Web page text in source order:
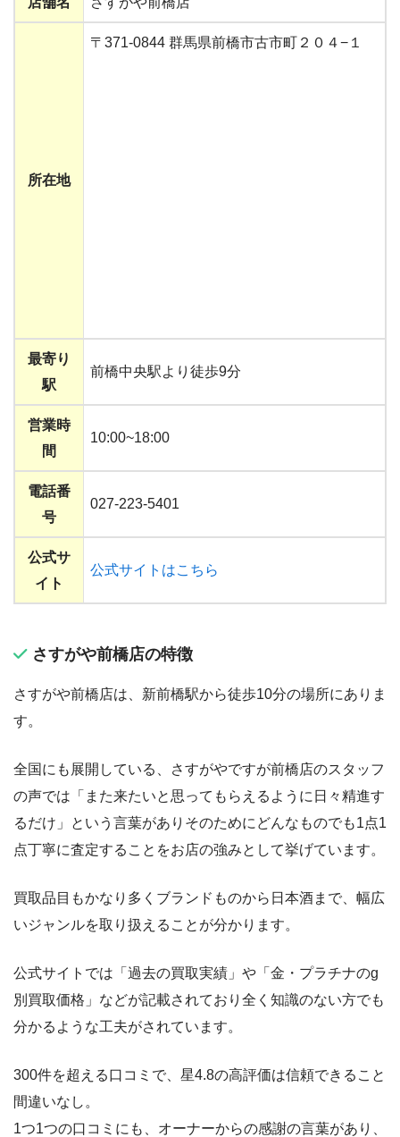
所在地
〒371-0844 群馬県前橋市古市町２０４−１
最寄り
駅
前橋中央駅より徒歩9分
営業時
間
10:00~18:00
電話番
号
027-223-5401
公式サ
イト
公式サイトはこちら
さすがや前橋店の特徴
さすがや前橋店は、新前橋駅から徒歩10分の場所にありま
す。
全国にも展開している、さすがやですが前橋店のスタッフ
の声では「また来たいと思ってもらえるように日々精進す
るだけ」という言葉がありそのためにどんなものでも1点1
点丁寧に査定することをお店の強みとして挙げています。
買取品目もかなり多くブランドものから日本酒まで、幅広
いジャンルを取り扱えることが分かります。
公式サイトでは「過去の買取実績」や「金・プラチナのg
別買取価格」などが記載されており全く知識のない方でも
分かるような工夫がされています。
300件を超える口コミで、星4.8の高評価は信頼できること
間違いなし。
1つ1つの口コミにも、オーナーからの感謝の言葉があり、